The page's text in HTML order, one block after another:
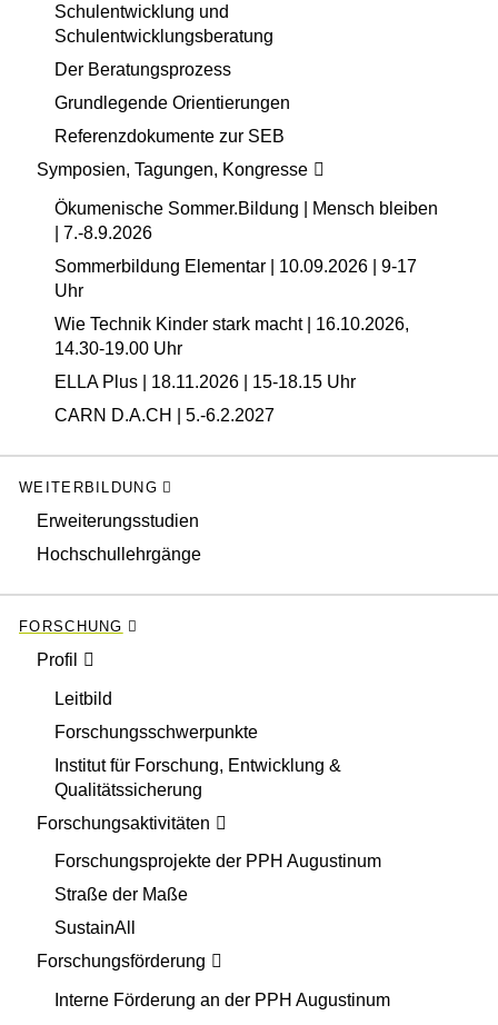
Schulentwicklung und
Schulentwicklungsberatung
Der Beratungsprozess
Grundlegende Orientierungen
Referenzdokumente zur SEB
Symposien, Tagungen, Kongresse
Ökumenische Sommer.Bildung | Mensch bleiben
| 7.-8.9.2026
Sommerbildung Elementar | 10.09.2026 | 9-17
Uhr
Wie Technik Kinder stark macht | 16.10.2026,
14.30-19.00 Uhr
ELLA Plus | 18.11.2026 | 15-18.15 Uhr
CARN D.A.CH | 5.-6.2.2027
WEITERBILDUNG
Erweiterungsstudien
Hochschullehrgänge
FORSCHUNG
Profil
Leitbild
Forschungsschwerpunkte
Institut für Forschung, Entwicklung &
Qualitätssicherung
Forschungsaktivitäten
Forschungsprojekte der PPH Augustinum
Straße der Maße
SustainAll
Forschungsförderung
Interne Förderung an der PPH Augustinum